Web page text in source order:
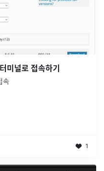
널로 접속하기
속
1